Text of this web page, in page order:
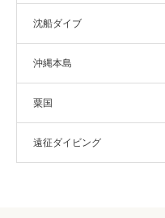
沈船ダイブ
沖縄本島
粟国
遠征ダイビング